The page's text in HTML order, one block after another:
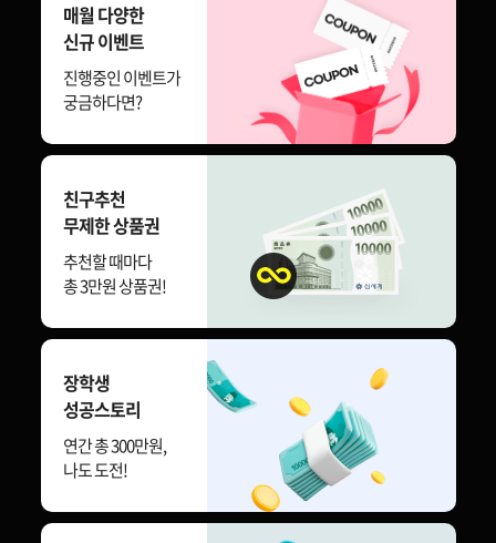
매월 다양한
신규 이벤트
진행중인 이벤트가
궁금하다면?
친구추천
무제한 상품권
추천할 때마다
총 3만원 상품권!
장학생
성공스토리
연간 총 300만원,
나도 도전!